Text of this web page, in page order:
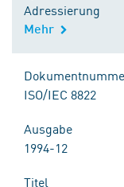
Adressierung
Mehr
ISO/IEC 8822
Ausgabe
1994-12
Titel